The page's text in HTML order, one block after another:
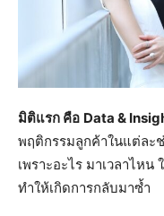
มิติแรก คือ Data &
พฤติกรรมลูกค้าในแต่ละ
เพราะอะไร มาเวลาไห
ทำให้เกิดการกลับมาซ้ำ